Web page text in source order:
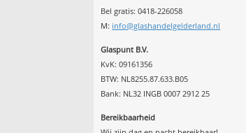
Bel gratis: 0418-226058
M: info@glashandelgelderland.nl
Glaspunt B.V.
KvK: 09161356
BTW: NL8255.87.633.B05
Bank: NL32 INGB 0007 2912 25
Bereikbaarheid